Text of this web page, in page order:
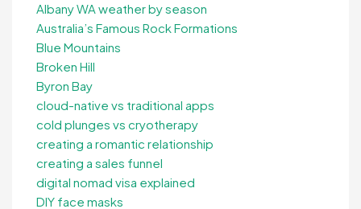
Albany WA weather by season
Australia’s Famous Rock Formations
Blue Mountains
Broken Hill
Byron Bay
cloud-native vs traditional apps
cold plunges vs cryotherapy
creating a romantic relationship
creating a sales funnel
digital nomad visa explained
DIY face masks